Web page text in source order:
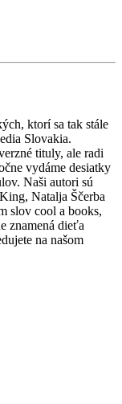
ktorí sa tak stále
Slovakia.
tituly, ale radi
vydáme desiatky
Naši autori sú
Natalja Ščerba
slov cool a books,
znamená dieťa
na našom